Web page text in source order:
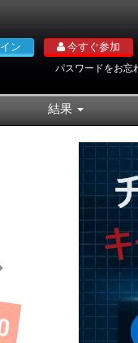
ン 今すぐ参加
パスワードをお忘
結果